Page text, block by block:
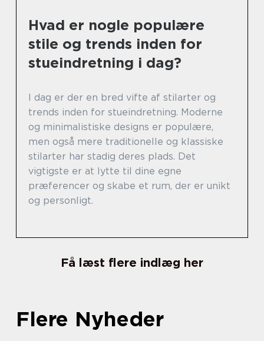
Hvad er nogle populære
stile og trends inden for
stueindretning i dag?
I dag er der en bred vifte af stilarter og
trends inden for stueindretning. Moderne
og minimalistiske designs er populære,
men også mere traditionelle og klassiske
stilarter har stadig deres plads. Det
vigtigste er at lytte til dine egne
præferencer og skabe et rum, der er unikt
og personligt.
Få læst flere indlæg her
Flere Nyheder